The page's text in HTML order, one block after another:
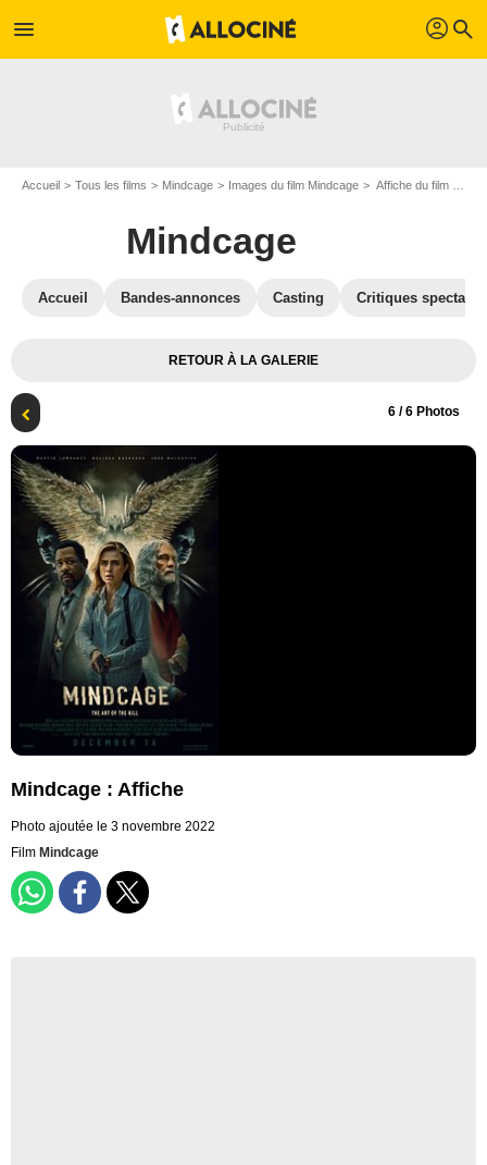
menu profil search
Accueil Tous les films Mindcage Images du film Mindcage Affiche du film Mindcage - Photo 6
Mindcage
Accueil Bandes-annonces Casting Critiques
RETOUR À LA GALERIE
6 / 6 Photos
Mindcage : Affiche
Photo ajoutée le 3 novembre 2022
Film Mindcage